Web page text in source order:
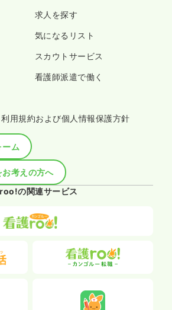
求人を探す
気になるリスト
スカウトサービス
看護師派遣で働く
用規約および個人情報保護方針
ーム
考えの方へ
の関連サービス